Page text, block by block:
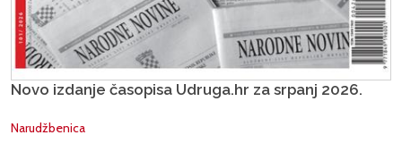
Novo izdanje časopisa Udruga.hr za srpanj 2026.
Narudžbenica